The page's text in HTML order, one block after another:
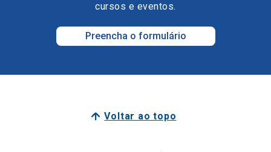
cursos e eventos.
Preencha o formulário
Voltar ao topo